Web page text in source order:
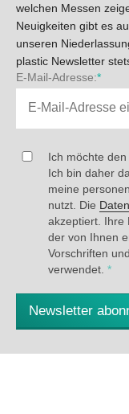
welchen Messen
Neuigkeiten gibt es
unseren
plastic Newsletter
E-Mail-Adresse:*
Ich möchte
Ich bin daher
meine
nutzt. Die
akzeptiert. Ihre
der von Ihnen
Vorschriften
verwendet. *
Newsletter